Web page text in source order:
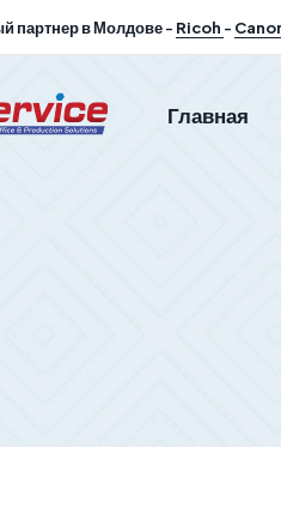
партнер в Молдове - Ricoh -
Главная